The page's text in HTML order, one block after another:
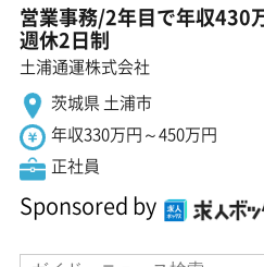
営業事務/2年目で年収430
週休2日制
土浦通運株式会社
茨城県 土浦市
年収330万円～450万円
正社員
Sponsored by